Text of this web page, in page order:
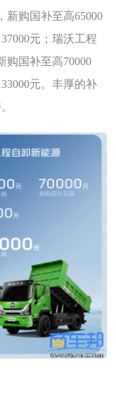
新购国补至高65000
元；瑞沃工程
购国补至高70000
元。丰厚的补